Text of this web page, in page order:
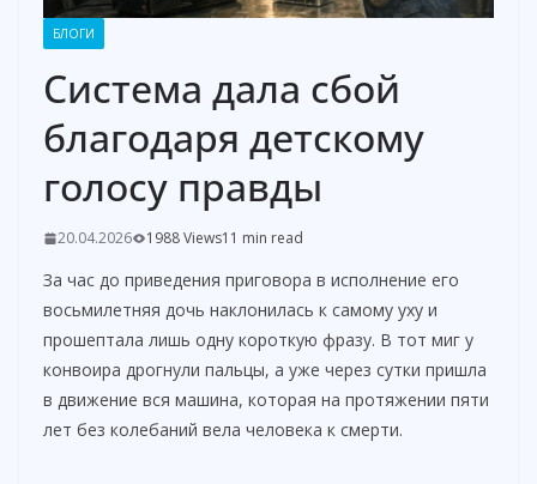
БЛОГИ
Система дала сбой
благодаря детскому
голосу правды
20.04.2026 1988 Views11 min read
За час до приведения приговора в исполнение его
восьмилетняя дочь наклонилась к самому уху и
прошептала лишь одну короткую фразу. В тот миг у
конвоира дрогнули пальцы, а уже через сутки пришла
в движение вся машина, которая на протяжении пяти
лет без колебаний вела человека к смерти.